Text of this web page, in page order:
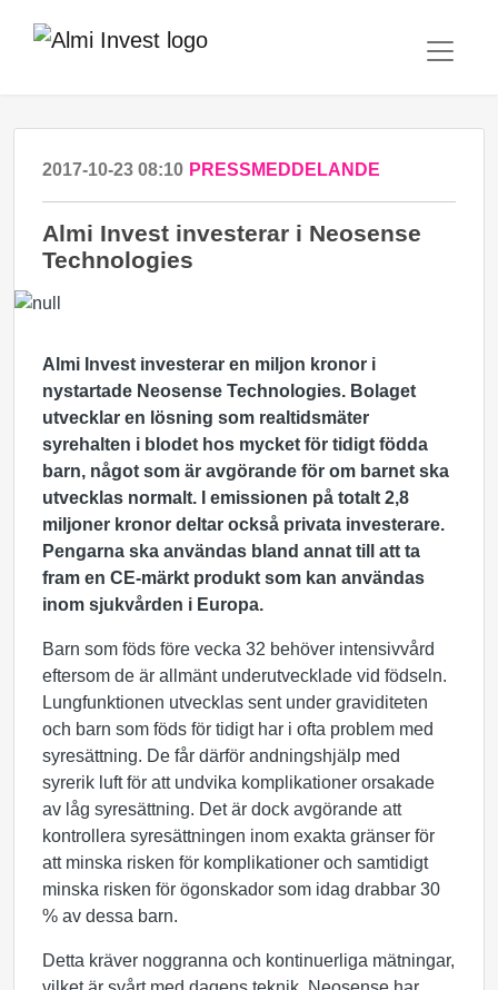
2017-10-23 08:10 PRESSMEDDELANDE
Almi Invest investerar i Neosense
Technologies
Almi Invest investerar en miljon kronor i
nystartade Neosense Technologies. Bolaget
utvecklar en lösning som realtidsmäter
syrehalten i blodet hos mycket för tidigt födda
barn, något som är avgörande för om barnet ska
utvecklas normalt. I emissionen på totalt 2,8
miljoner kronor deltar också privata investerare.
Pengarna ska användas bland annat till att ta
fram en CE-märkt produkt som kan användas
inom sjukvården i Europa.
Barn som föds före vecka 32 behöver intensivvård
eftersom de är allmänt underutvecklade vid födseln.
Lungfunktionen utvecklas sent under graviditeten
och barn som föds för tidigt har i ofta problem med
syresättning. De får därför andningshjälp med
syrerik luft för att undvika komplikationer orsakade
av låg syresättning. Det är dock avgörande att
kontrollera syresättningen inom exakta gränser för
att minska risken för komplikationer och samtidigt
minska risken för ögonskador som idag drabbar 30
% av dessa barn.
Detta kräver noggranna och kontinuerliga mätningar,